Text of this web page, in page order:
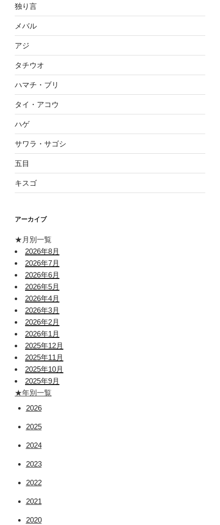
独り言
メバル
アジ
タチウオ
ハマチ・ブリ
タイ・アコウ
ハゲ
サワラ・サゴシ
五目
キスゴ
アーカイブ
★月別一覧
2026年8月
2026年7月
2026年6月
2026年5月
2026年4月
2026年3月
2026年2月
2026年1月
2025年12月
2025年11月
2025年10月
2025年9月
★年別一覧
2026
2025
2024
2023
2022
2021
2020